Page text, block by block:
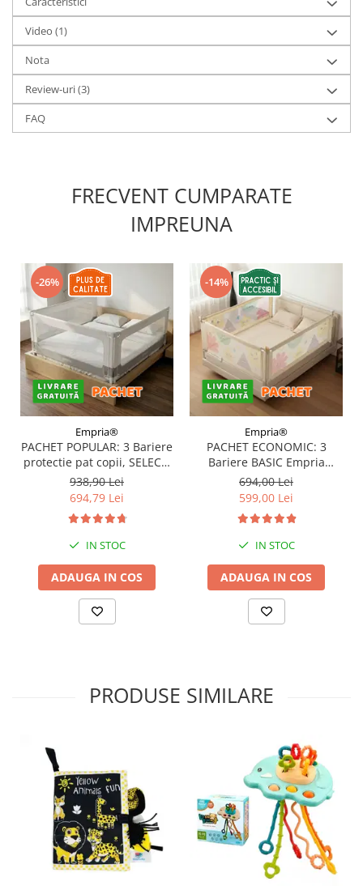
Video (1)
Nota
Review-uri(3)
FAQ
FRECVENT CUMPARATE
IMPREUNA
-26%
Empria®
PACHET POPULAR: 3 Bariere
protectie pat copii, SELECT,
160x200 cm
938,90 Lei
694,79 Lei
IN STOC
ADAUGA IN COS
-14%
Empria®
PACHET ECONOMIC: 3
Bariere BASIC Empria
protectie pat 160X200 cm +
bara stabilizatoare
694,00 Lei
599,00 Lei
IN STOC
ADAUGA IN COS
PRODUSE SIMILARE